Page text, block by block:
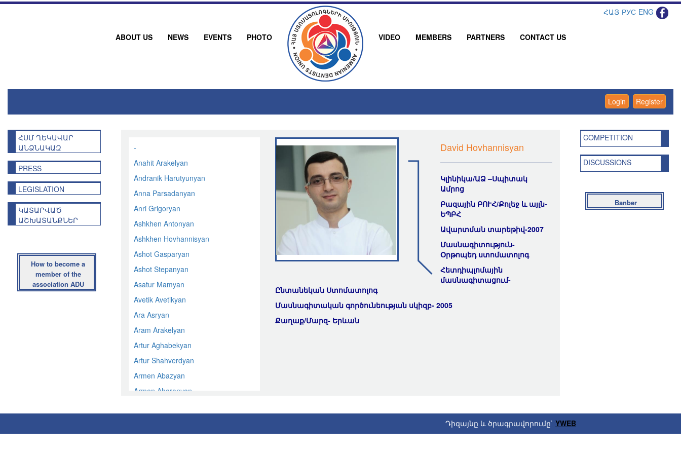
ՀԱՅ РУС ENG
ABOUT US NEWS EVENTS PHOTO VIDEO MEMBERS PARTNERS CONTACT US
Login Register
ՀՍՄ ՂԵԿԱՎԱՐ
ԱՆՁՆԱԿԱԶ
PRESS
LEGISLATION
ԿԱՏԱՐՎԱԾ
ԱՇԽԱՏԱՆՔՆԵՐ
How to become a
member of the
association ADU
-
Anahit Arakelyan
Andranik Harutyunyan
Anna Parsadanyan
Anri Grigoryan
Ashkhen Antonyan
Ashkhen Hovhannisyan
Ashot Gasparyan
Ashot Stepanyan
Asatur Mamyan
Avetik Avetikyan
Ara Asryan
Aram Arakelyan
Artur Aghabekyan
Artur Shahverdyan
Armen Abazyan
Armen Aharonyan
Armen Martirosyan
David Hovhannisyan
Կլինիկա/ԱՁ –Սպիտակ
Ամրոց
Բազային ԲՈՒՀ/Քոլեջ և այլն-
ԵՊԲՀ
Ավարտման տարեթիվ-2007
Մասնագիտություն-
Օրթոպեդ ստոմատոլոգ
Հետդիպլոմային
մասնագիտացում-
Ընտանեկան Ստոմատոլոգ
Մասնագիտական գործունեության սկիզբ- 2005
Քաղաք/Մարզ- Երևան
COMPETITION
DISCUSSIONS
Banber
Դիզայնը և ծրագրավորումը` YWEB